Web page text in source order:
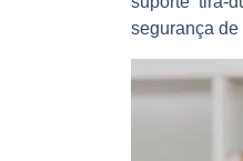
segurança